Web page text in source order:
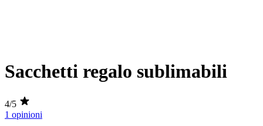
Sacchetti regalo sublimabili
4/5
1 opinioni